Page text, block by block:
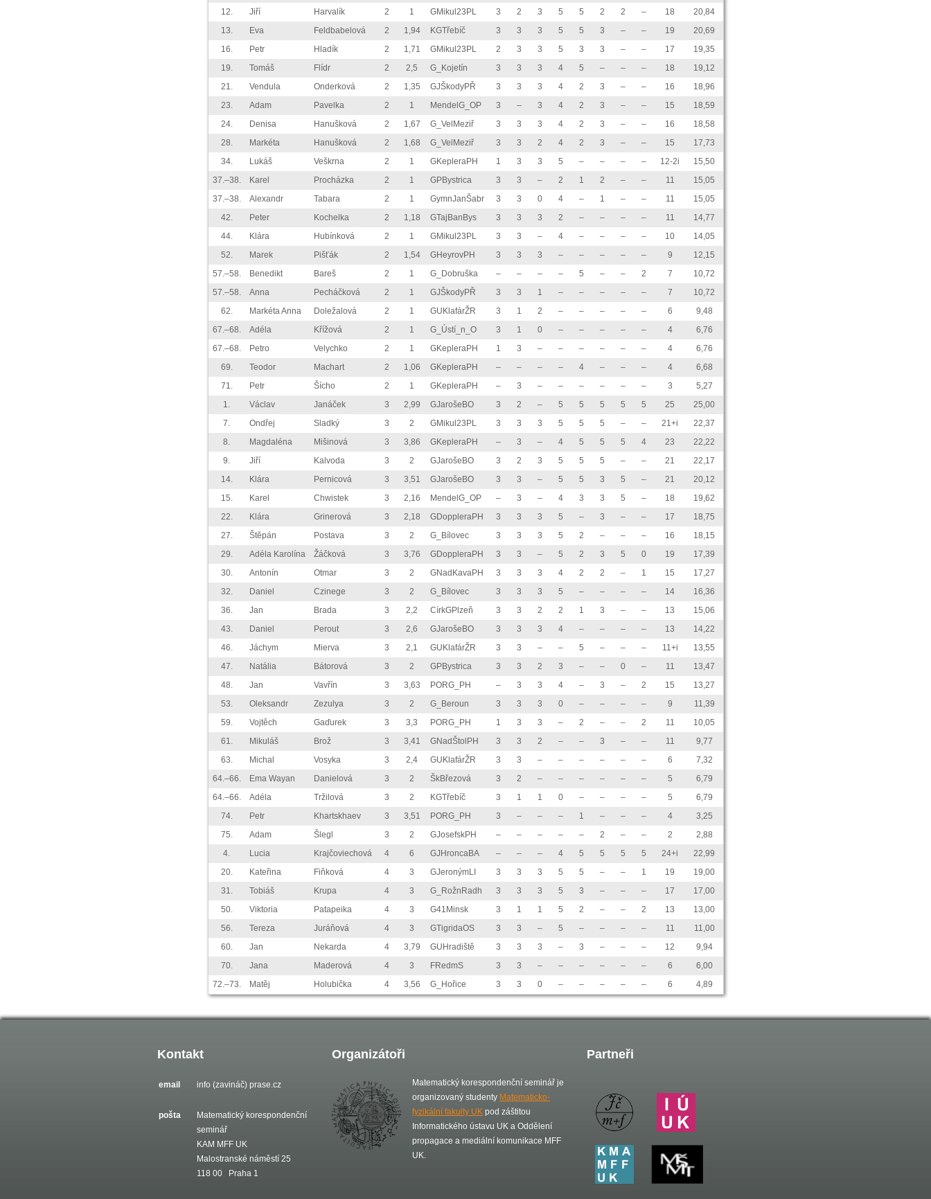
12.
Jiří Harvalík 2 1 GMikul23PL 3 2 3 5 5 2 2 – 18
20,84
13.
Eva Feldbabelová 2 1,94 KGTřebíč 3 3 3 5 5 3 – – 19
20,69
16.
Petr Hladík 2 1,71 GMikul23PL 2 3 3 5 3 3 – – 17
19,35
19.
Tomáš Flídr 2 2,5 G_Kojetín 3 3 3 4 5 – – – 18
19,12
21.
Vendula Onderková 2 1,35 GJŠkodyPŘ 3 3 3 4 2 3 – – 16
18,96
23.
Adam Pavelka 2 1 MendelG_OP 3 – 3 4 2 3 – – 15
18,59
24.
Denisa Hanušková 2 1,67 G_VelMeziř 3 3 3 4 2 3 – – 16
18,58
28.
Markéta Hanušková 2 1,68 G_VelMeziř 3 3 2 4 2 3 – – 15
17,73
34.
Lukáš Veškrna 2 1 GKepleraPH 1 3 3 5 – – – – 12-2i
15,50
37.–38.
Karel Procházka 2 1 GPBystrica 3 3 – 2 1 2 – – 11
15,05
37.–38.
Alexandr Tabara 2 1 GymnJanŠabr 3 3 0 4 – 1 – – 11
15,05
42.
Peter Kochelka 2 1,18 GTajBanBys 3 3 3 2 – – – – 11
14,77
44.
Klára Hubínková 2 1 GMikul23PL 3 3 – 4 – – – – 10
14,05
52.
Marek Pišťák 2 1,54 GHeyrovPH 3 3 3 – – – – – 9
12,15
57.–58.
Benedikt Bareš 2 1 G_Dobruška – – – – 5 – – 2 7
10,72
57.–58.
Anna Pecháčková 2 1 GJŠkodyPŘ 3 3 1 – – – – – 7
10,72
62.
Markéta Anna Doležalová 2 1 GUKlafárŽR 3 1 2 – – – – – 6
9,48
67.–68.
Adéla Křížová 2 1 G_Ústí_n_O 3 1 0 – – – – – 4
6,76
67.–68.
Petro Velychko 2 1 GKepleraPH 1 3 – – – – – – 4
6,76
69.
Teodor Machart 2 1,06 GKepleraPH – – – – 4 – – – 4
6,68
71.
Petr Šícho 2 1 GKepleraPH – 3 – – – – – – 3
5,27
1.
Václav Janáček 3 2,99 GJarošeBO 3 2 – 5 5 5 5 5 25
25,00
7.
Ondřej Sladký 3 2 GMikul23PL 3 3 3 5 5 5 – – 21+i
22,37
8.
Magdaléna Mišinová 3 3,86 GKepleraPH – 3 – 4 5 5 5 4 23
22,22
9.
Jiří Kalvoda 3 2 GJarošeBO 3 2 3 5 5 5 – – 21
22,17
14.
Klára Pernicová 3 3,51 GJarošeBO 3 3 – 5 5 3 5 – 21
20,12
15.
Karel Chwistek 3 2,16 MendelG_OP – 3 – 4 3 3 5 – 18
19,62
22.
Klára Grinerová 3 2,18 GDoppleraPH 3 3 3 5 – 3 – – 17
18,75
27.
Štěpán Postava 3 2 G_Bílovec 3 3 3 5 2 – – – 16
18,15
29.
Adéla Karolína Žáčková 3 3,76 GDoppleraPH 3 3 – 5 2 3 5 0 19
17,39
30.
Antonín Otmar 3 2 GNadKavaPH 3 3 3 4 2 2 – 1 15
17,27
32.
Daniel Czinege 3 2 G_Bílovec 3 3 3 5 – – – – 14
16,36
36.
Jan Brada 3 2,2 CírkGPlzeň 3 3 2 2 1 3 – – 13
15,06
43.
Daniel Perout 3 2,6 GJarošeBO 3 3 3 4 – – – – 13
14,22
46.
Jáchym Mierva 3 2,1 GUKlafárŽR 3 3 – – 5 – – – 11+i
13,55
47.
Natália Bátorová 3 2 GPBystrica 3 3 2 3 – – 0 – 11
13,47
48.
Jan Vavřín 3 3,63 PORG_PH – 3 3 4 – 3 – 2 15
13,27
53.
Oleksandr Zezulya 3 2 G_Beroun 3 3 3 0 – – – – 9
11,39
59.
Vojtěch Gaďurek 3 3,3 PORG_PH 1 3 3 – 2 – – 2 11
10,05
61.
Mikuláš Brož 3 3,41 GNadŠtolPH 3 3 2 – – 3 – – 11
9,77
63.
Michal Vosyka 3 2,4 GUKlafárŽR 3 3 – – – – – – 6
7,32
64.–66.
Ema Wayan Danielová 3 2 ŠkBřezová 3 2 – – – – – – 5
6,79
64.–66.
Adéla Tržilová 3 2 KGTřebíč 3 1 1 0 – – – – 5
6,79
74.
Petr Khartskhaev 3 3,51 PORG_PH 3 – – – 1 – – – 4
3,25
75.
Adam Šlegl 3 2 GJosefskPH – – – – – 2 – – 2
2,88
4.
Lucia Krajčoviechová 4 6 GJHroncaBA – – – 4 5 5 5 5 24+i
22,99
20.
Kateřina Fiňková 4 3 GJeronýmLI 3 3 3 5 5 – – 1 19
19,00
31.
Tobiáš Krupa 4 3 G_RožnRadh 3 3 3 5 3 – – – 17
17,00
50.
Viktoria Patapeika 4 3 G41Minsk 3 1 1 5 2 – – 2 13
13,00
56.
Tereza Juráňová 4 3 GTigridaOS 3 3 – 5 – – – – 11
11,00
60.
Jan Nekarda 4 3,79 GUHradiště 3 3 3 – 3 – – – 12
9,94
70.
Jana Maderová 4 3 FRedmS 3 3 – – – – – – 6
6,00
72.–73.
Matěj Holubička 4 3,56 G_Hořice 3 3 0 – – – – – 6 4,89
Kontakt
email info (zavináč) prase.cz
pošta
Matematický korespondenční
seminář
KAM MFF UK
Malostranské náměstí 25
118 00 Praha 1
Organizátoři
Matematický korespondenční seminář je
organizovaný studenty Matematicko-
fyzikální fakulty UK pod záštitou
Informatického ústavu UK a Oddělení
propagace a mediální komunikace MFF
UK.
Partneři